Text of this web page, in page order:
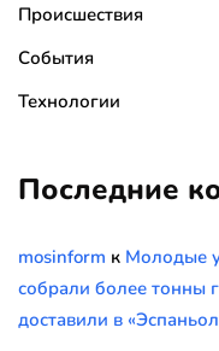
Происшествия
События
Технологии
Последние
mosinform к Молодые
собрали более тонны
доставили в